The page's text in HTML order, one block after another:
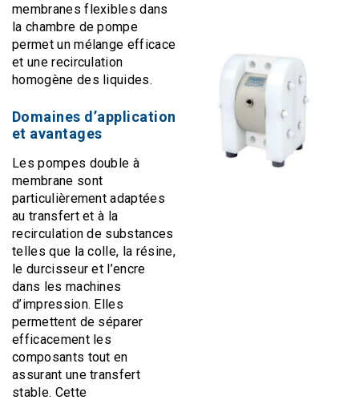
membranes flexibles dans
la chambre de pompe
permet un mélange efficace
et une recirculation
homogène des liquides.
Domaines d’application
et avantages
Les pompes double à
membrane sont
particulièrement adaptées
au transfert et à la
recirculation de substances
telles que la colle, la résine,
le durcisseur et l’encre
dans les machines
d’impression. Elles
permettent de séparer
efficacement les
composants tout en
assurant une transfert
stable. Cette